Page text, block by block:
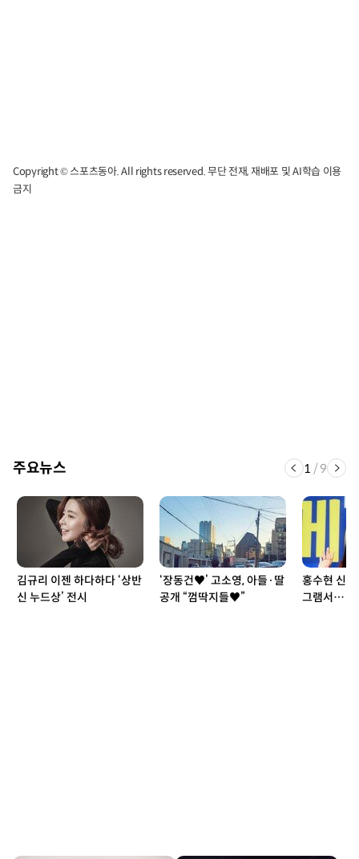
Copyright © 스포츠동아. All rights reserved. 무단 전재, 재배포 및 AI학습 이용
금지
주요뉴스 1 /9
김규리 이젠 하다하다 ‘상반
신 누드상’ 전시
‘장동건♥’ 고소영, 아들·딸
공개 “껌딱지들♥”
홍수현 신
그램서… 깜